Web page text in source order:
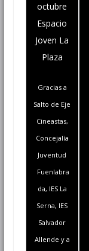
octubre
Espacio
Joven La
Plaza
Gracias a
Salto de Eje
Cineastas,
Concejalía
Juventud
Fuenlabra
da, IES La
Serna, IES
Salvador
Allende y a